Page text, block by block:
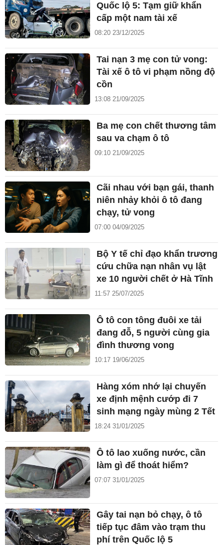
Quốc lộ 5: Tạm giữ khẩn
cấp một nam tài xế
08:20 23/12/2025
Tai nạn 3 mẹ con tử vong:
Tài xế ô tô vi phạm nồng độ
cồn
13:08 21/09/2025
Ba mẹ con chết thương tâm
sau va chạm ô tô
09:10 21/09/2025
Cãi nhau với bạn gái, thanh
niên nhảy khỏi ô tô đang
chạy, tử vong
07:00 04/09/2025
Bộ Y tế chỉ đạo khẩn trương
cứu chữa nạn nhân vụ lật
xe 10 người chết ở Hà Tĩnh
11:57 25/07/2025
Ô tô con tông đuôi xe tải
đang đỗ, 5 người cùng gia
đình thương vong
10:17 19/06/2025
Hàng xóm nhớ lại chuyến
xe định mệnh cướp đi 7
sinh mạng ngày mùng 2 Tết
18:24 31/01/2025
Ô tô lao xuống nước, cần
làm gì để thoát hiểm?
07:07 31/01/2025
Gây tai nạn bỏ chạy, ô tô
tiếp tục đâm vào trạm thu
phí trên Quốc lộ 5